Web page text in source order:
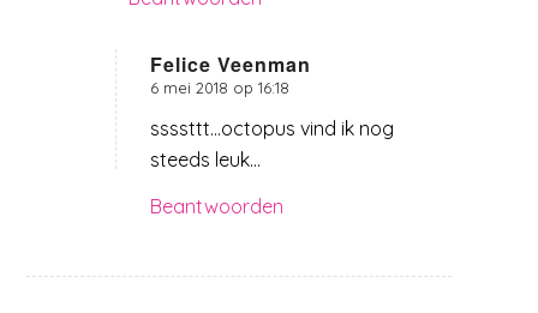
Felice Veenman
zegt:
6 mei 2018 op 16:18
ssssttt…octopus vind ik nog
steeds leuk…
Beantwoorden